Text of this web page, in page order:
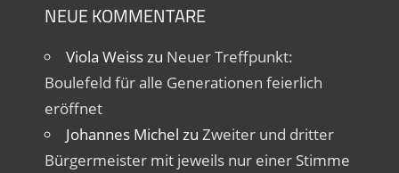
NEUE KOMMENTARE
Viola Weisszu Neuer Treffpunkt:
Boulefeld für alle Generationen feierlich
eröffnet
Johannes Michel zu Zweiter und dritter
Bürgermeister mit jeweils nur einer Stimme